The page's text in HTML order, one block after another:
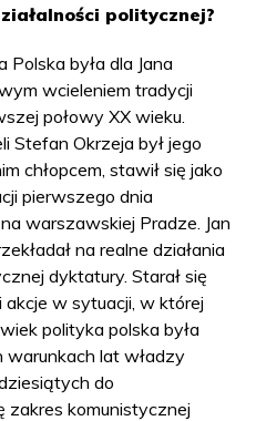
politycznej?
Polska była dla Jana
wcieleniem tradycji
połowy XX wieku.
Stefan Okrzeja był jego
chłopcem, stawił się jako
pierwszego dnia
warszawskiej Pradze. Jan
na realne działania
dyktatury. Starał się
w sytuacji, w której
polityka polska była
lat władzy
do
zakres komunistycznej